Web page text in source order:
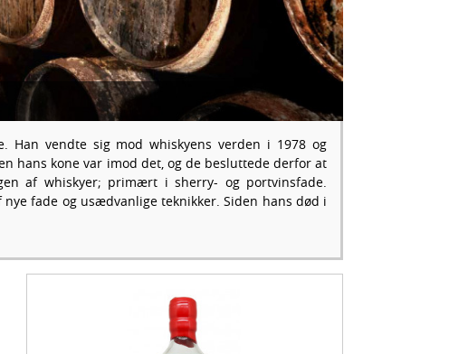
Han vendte sig mod whiskyens verden i 1978 og
hans kone var imod det, og de besluttede derfor at
af whiskyer; primært i sherry- og portvinsfade.
fade og usædvanlige teknikker. Siden hans død i